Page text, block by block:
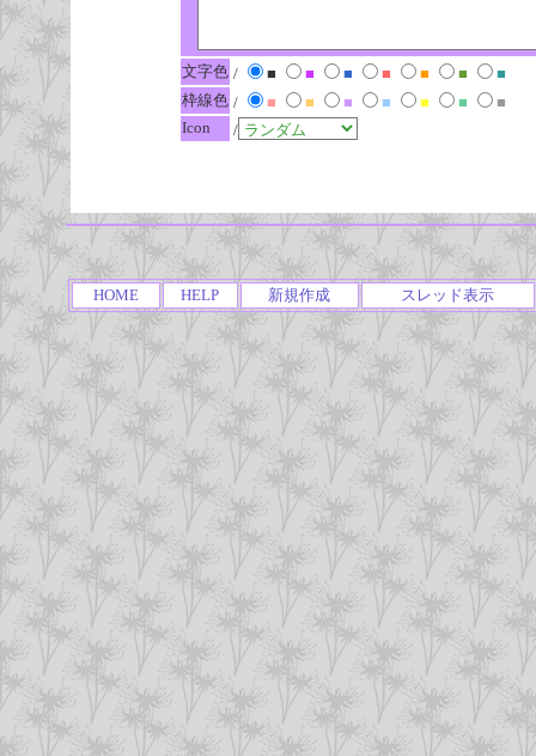
文字色 / ■ ■ ■ ■ ■ ■
■
枠線色 / ■ ■ ■ ■ ■ ■
■
Icon
/
HOME HELP 新規作成 スレッド表示